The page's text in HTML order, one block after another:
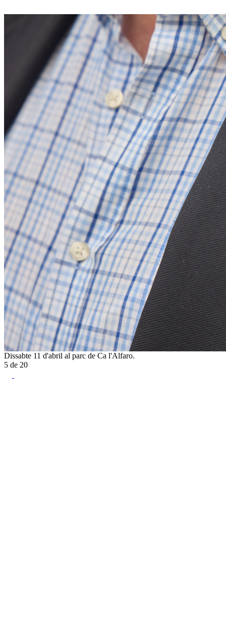
Dissabte 11 d'abril al parc de Ca l'Alfaro.
5 de 20